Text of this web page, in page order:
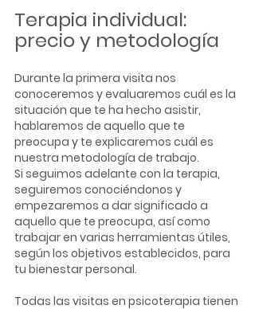
Terapia individual:
precio y metodología
Durante la primera visita nos
conoceremos y evaluaremos cuál es la
situación que te ha hecho asistir,
hablaremos de aquello que te
preocupa y te explicaremos cuál es
nuestra metodología de trabajo.
Si seguimos adelante con la terapia,
seguiremos conociéndonos y
empezaremos a dar significado a
aquello que te preocupa, así como
trabajar en varias herramientas útiles,
según los objetivos establecidos, para
tu bienestar personal.
Todas las visitas en psicoterapia tienen